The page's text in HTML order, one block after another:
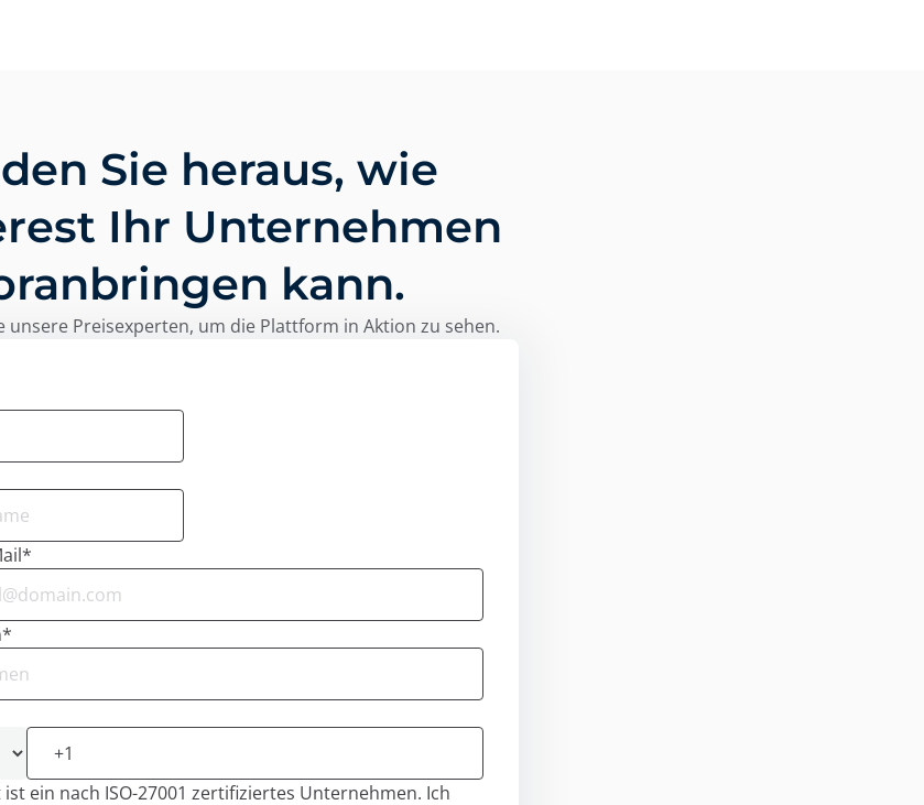
Sie heraus, wie
Ihr Unternehmen
kann.
unsere Preisexperten, um die Plattform in Aktion zu sehen.
*
*
ein nach ISO-27001 zertifiziertes Unternehmen. Ich